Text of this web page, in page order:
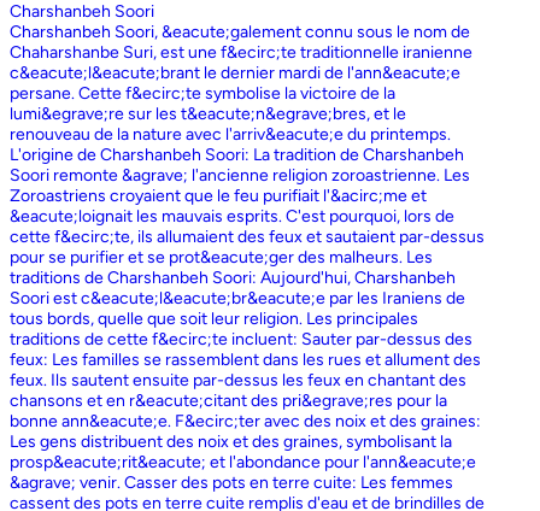
Charshanbeh Soori
Charshanbeh Soori, &eacute;galement connu sous le nom de
Chaharshanbe Suri, est une f&ecirc;te traditionnelle iranienne
c&eacute;l&eacute;brant le dernier mardi de l'ann&eacute;e
persane. Cette f&ecirc;te symbolise la victoire de la
lumi&egrave;re sur les t&eacute;n&egrave;bres, et le
renouveau de la nature avec l'arriv&eacute;e du printemps.
L'origine de Charshanbeh Soori: La tradition de Charshanbeh
Soori remonte &agrave; l'ancienne religion zoroastrienne. Les
Zoroastriens croyaient que le feu purifiait l'&acirc;me et
&eacute;loignait les mauvais esprits. C'est pourquoi, lors de
cette f&ecirc;te, ils allumaient des feux et sautaient par-dessus
pour se purifier et se prot&eacute;ger des malheurs. Les
traditions de Charshanbeh Soori: Aujourd'hui, Charshanbeh
Soori est c&eacute;l&eacute;br&eacute;e par les Iraniens de
tous bords, quelle que soit leur religion. Les principales
traditions de cette f&ecirc;te incluent: Sauter par-dessus des
feux: Les familles se rassemblent dans les rues et allument des
feux. Ils sautent ensuite par-dessus les feux en chantant des
chansons et en r&eacute;citant des pri&egrave;res pour la
bonne ann&eacute;e. F&ecirc;ter avec des noix et des graines:
Les gens distribuent des noix et des graines, symbolisant la
prosp&eacute;rit&eacute; et l'abondance pour l'ann&eacute;e
&agrave; venir. Casser des pots en terre cuite: Les femmes
cassent des pots en terre cuite remplis d'eau et de brindilles de